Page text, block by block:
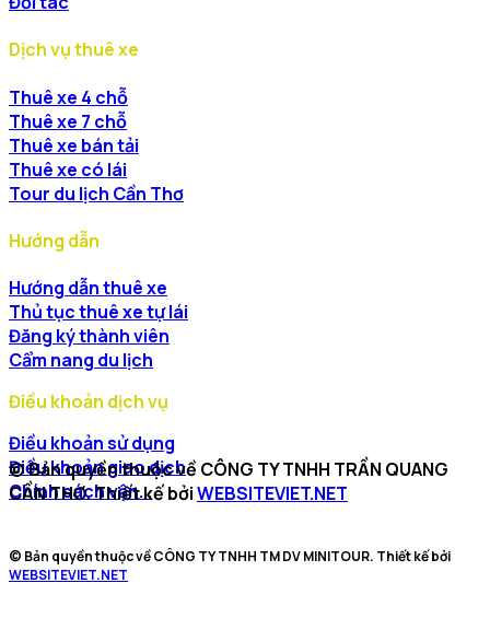
Dịch vụ thuê xe
Thuê xe 4 chỗ
Thuê xe 7 chỗ
Thuê xe bán tải
Thuê xe có lái
Tour du lịch Cần Thơ
Hướng dẫn
Hướng dẫn thuê xe
Thủ tục thuê xe tự lái
Đăng ký thành viên
Cẩm nang du lịch
Điều khoản dịch vụ
Điều khoản sử dụng
Điều khoản giao dịch
Chính sách vận...
© Bản quyền thuộc về CÔNG TY TNHH TRẦN QUANG
CẦN THƠ. Thiết kế bởiWEBSITEVIET.NET
© Bản quyền thuộc về CÔNG TY TNHH TM DV MINITOUR. Thiết kế bởi
WEBSITEVIET.NET